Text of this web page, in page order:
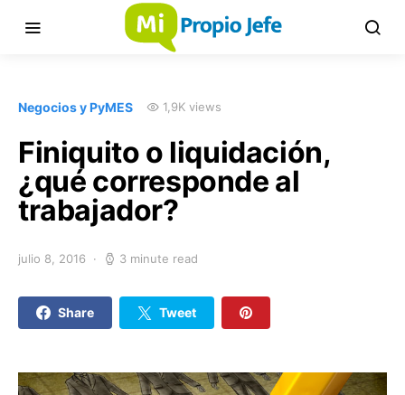
Negocios y PyMES 1,9K views
Finiquito o liquidación,
¿qué corresponde al
trabajador?
julio 8, 2016 3 minute read
Share Tweet